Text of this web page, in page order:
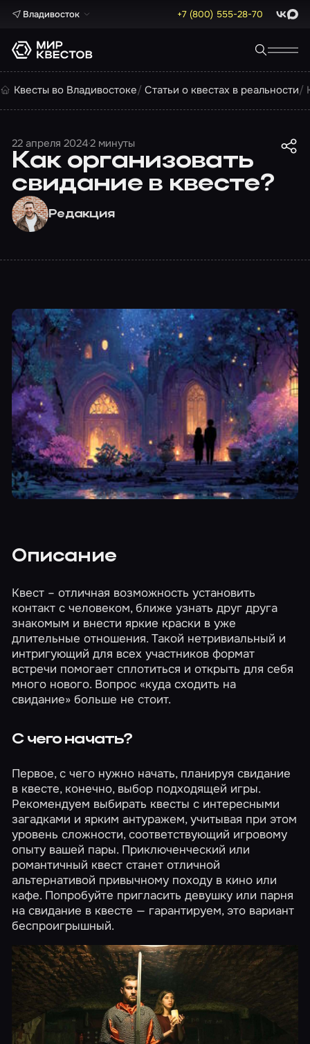
Владивосток +7 (800) 555-28-70 Max
Квесты во Владивостоке Статьи о квестах в реальности
22 апреля 20242 минуты
Как организовать
свидание в квесте?
Редакция
Описание
Квест – отличная возможность установить
контакт с человеком, ближе узнать друг друга
знакомым и внести яркие краски в уже
длительные отношения. Такой нетривиальный и
интригующий для всех участников формат
встречи помогает сплотиться и открыть для себя
много нового. Вопрос «куда сходить на
свидание» больше не стоит.
С чего начать?
Первое, с чего нужно начать, планируя свидание
в квесте, конечно, выбор подходящей игры.
Рекомендуем выбирать квесты с интересными
загадками и ярким антуражем, учитывая при этом
уровень сложности, соответствующий игровому
опыту вашей пары. Приключенческий или
романтичный квест станет отличной
альтернативой привычному походу в кино или
кафе. Попробуйте пригласить девушку или парня
на свидание в квесте — гарантируем, это вариант
беспроигрышный.